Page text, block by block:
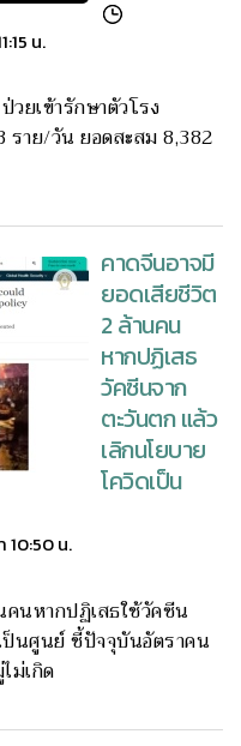
น.
ยเข้ารักษาตัวโรง
ราย/วัน ยอดสะสม 8,382
คาดจีนอาจมี
ยอดเสียชีวิต
2 ล้านคน
หากปฏิเสธ
วัคซีนจาก
ตะวันตก แล้ว
เลิกนโยบาย
โควิดเป็น
10:50 น.
คนหากปฏิเสธใช้วัคซีน
ป็นศูนย์ ชี้ปัจจุบันอัตราคน
ม่เกิด